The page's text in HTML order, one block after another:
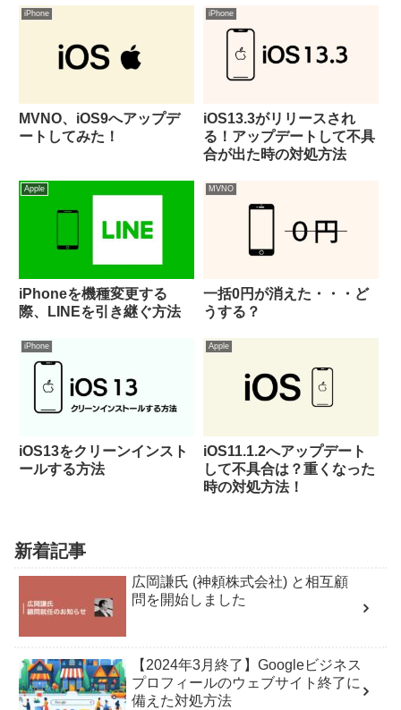
iPhone
MVNO、iOS9へアップデ
ートしてみた！
iPhone
iOS13.3がリリースされ
る！アップデートして不具
合が出た時の対処方法
Apple
iPhoneを機種変更する
際、LINEを引き継ぐ方法
MVNO
一括0円が消えた・・・ど
うする？
iPhone
iOS13をクリーンインスト
ールする方法
Apple
iOS11.1.2へアップデート
して不具合は？重くなった
時の対処方法！
新着記事
広岡謙氏 (神頼株式会社) と相互顧
問を開始しました
【2024年3月終了】Googleビジネス
プロフィールのウェブサイト終了に
備えた対処方法